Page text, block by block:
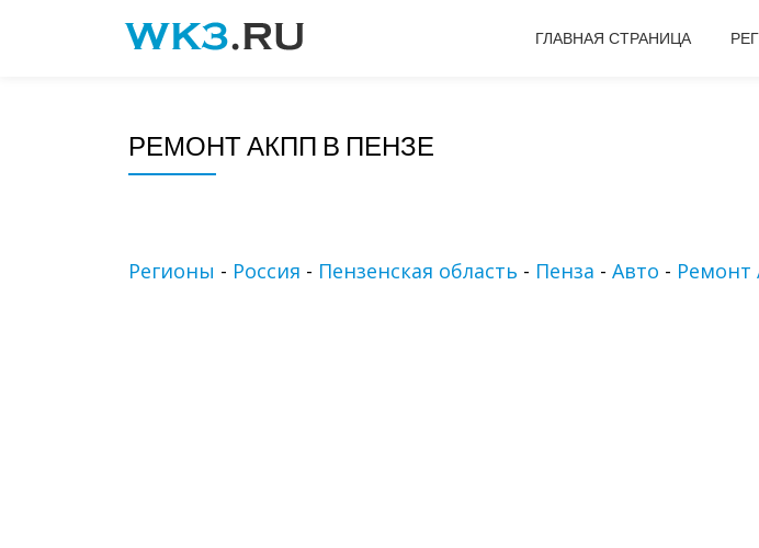
ГЛАВНАЯ СТРАНИЦА
РЕМОНТ АКПП В ПЕНЗЕ
Регионы - Россия - Пензенская область - Пенза - Авто - Ремонт